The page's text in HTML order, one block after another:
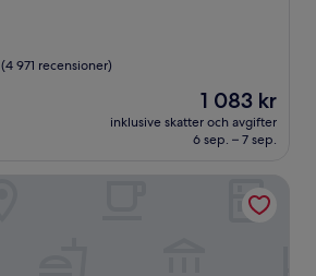
(4 971 recensioner)
Priset
är
1 083 kr
1 083 kr
inklusive skatter och avgifter
6 sep. – 7 sep.